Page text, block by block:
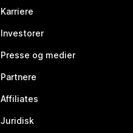
Karriere
Investorer
Presse og medier
Partnere
Affiliates
Juridisk